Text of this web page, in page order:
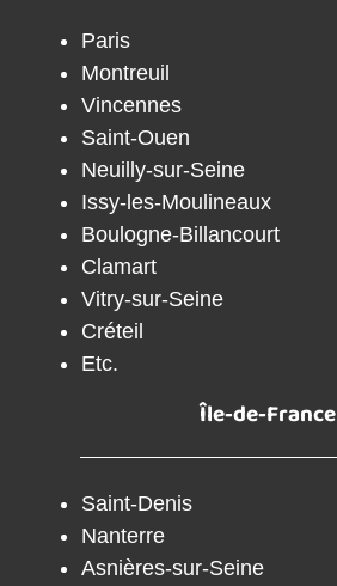
Paris
Montreuil
Vincennes
Saint-Ouen
Neuilly-sur-Seine
Issy-les-Moulineaux
Boulogne-Billancourt
Clamart
Vitry-sur-Seine
Créteil
Etc.
Île-de-France
Saint-Denis
Nanterre
Asnières-sur-Seine